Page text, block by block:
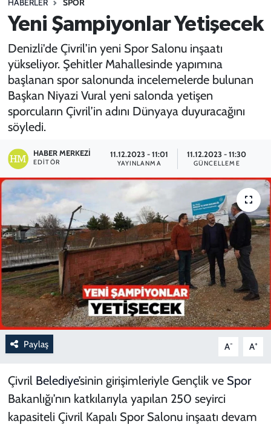
HABERLER SPOR
Yeni Şampiyonlar Yetişecek
Denizli'de Çivril’in yeni Spor Salonu inşaatı
yükseliyor. Şehitler Mahallesinde yapımına
başlanan spor salonunda incelemelerde bulunan
Başkan Niyazi Vural yeni salonda yetişen
sporcuların Çivril’in adını Dünyaya duyuracağını
söyledi.
HABER MERKEZI
EDITÖR
11.12.2023 - 11:01
YAYINLANMA
11.12.2023 - 11:30
GÜNCELLEME
Paylaş A- A+
Çivril Belediye’sinin girişimleriyle Gençlik ve Spor
Bakanlığı’nın katkılarıyla yapılan 250 seyirci
kapasiteli Çivril Kapalı Spor Salonu inşaatı devam
SPOR
TEKNOLOJİ
YAŞAM